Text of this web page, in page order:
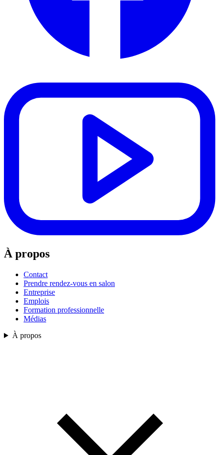
À propos
Contact
Prendre rendez-vous en salon
Entreprise
Emplois
Formation professionnelle
Médias
À propos